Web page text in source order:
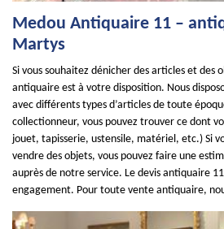
Medou Antiquaire 11 –
Martys
Si vous souhaitez dénicher des articles et des
antiquaire est à votre disposition. Nous
avec différents types d’articles de toute
collectionneur, vous pouvez trouver ce dont
jouet, tapisserie, ustensile, matériel, etc.) Si
vendre des objets, vous pouvez faire une
auprès de notre service. Le devis antiquaire
engagement. Pour toute vente antiquaire,